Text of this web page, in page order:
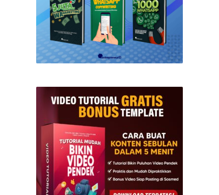
BACA JUGA:
Find Us On Google
Blaster Download Wa Anti Blokir